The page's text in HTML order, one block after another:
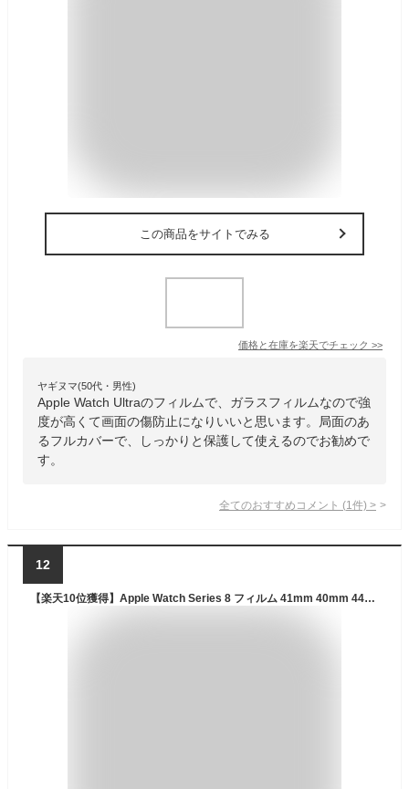
この商品をサイトでみる
価格と在庫を楽天でチェック >>
ヤギヌマ(50代・男性)
Apple Watch Ultraのフィルムで、ガラスフィルムなので強
度が高くて画面の傷防止になりいいと思います。局面のあ
るフルカバーで、しっかりと保護して使えるのでお勧めで
す。
全てのおすすめコメント (1 件) >
12
【楽天10位獲得】Apple Watch Series 8 フィルム 41mm 40mm 44mm Apple Watch Ultra Series 7 全面保護フィルム 45mm アップル ウォッチ 7 液晶フィルム アップル ウォッチ シリーズ 7 フルーカバー Apple Watch 7 液晶シール 透明 指紋防止 衝撃吸収